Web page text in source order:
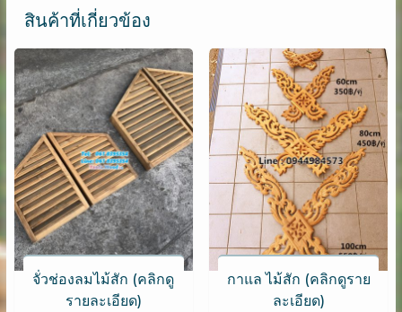
สินค้าที่เกี่ยวข้อง
จั่วช่องลมไม้สัก (คลิกดู
รายละเอียด)
กาแล ไม้สัก (คลิกดูราย
ละเอียด)